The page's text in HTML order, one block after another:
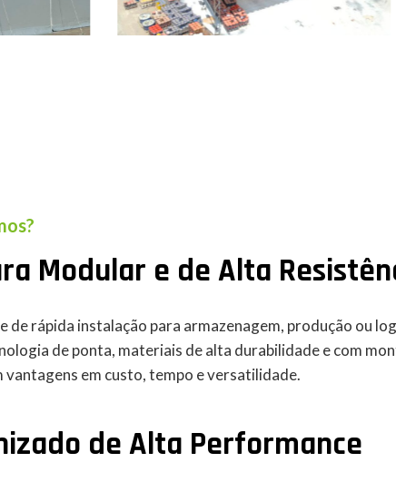
Modular e de Alta
de rápida instalação para armazenagem, produção ou
de ponta, materiais de alta durabilidade e com
em custo, tempo e versatilidade.
de Alta Performance